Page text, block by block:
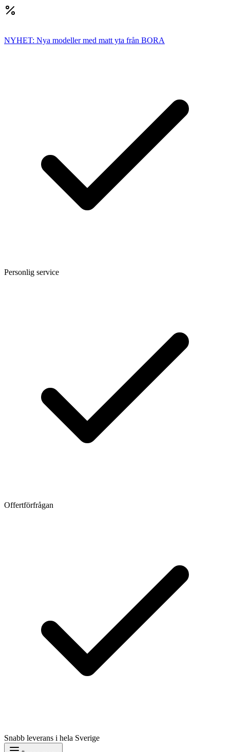
NYHET: Nya modeller med matt yta från BORA
Personlig service
Offertförfrågan
Snabb leverans i hela Sverige